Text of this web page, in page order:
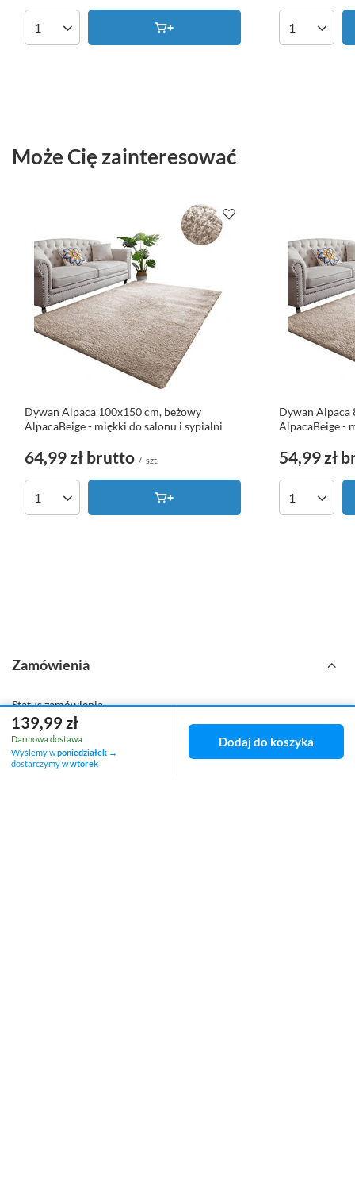
Ilość produktów Ilość
Może Cię zainteresować
Dywan Alpaca 100x150 cm, beżowy
AlpacaBeige - miękki do salonu i sypialni
64,99 zł brutto / szt.
Ilość produktów
Dywan Alpaca
AlpacaBeige -
54,99 zł
Ilość
Zamówienia
Status zamówienia
Śledzenie przesyłki
Chcę zareklamować produkt
139,99 zł
Darmowa dostawa
Wyślemy wponiedziałek →
dostarczymy wwtorek
Dodaj do koszyka